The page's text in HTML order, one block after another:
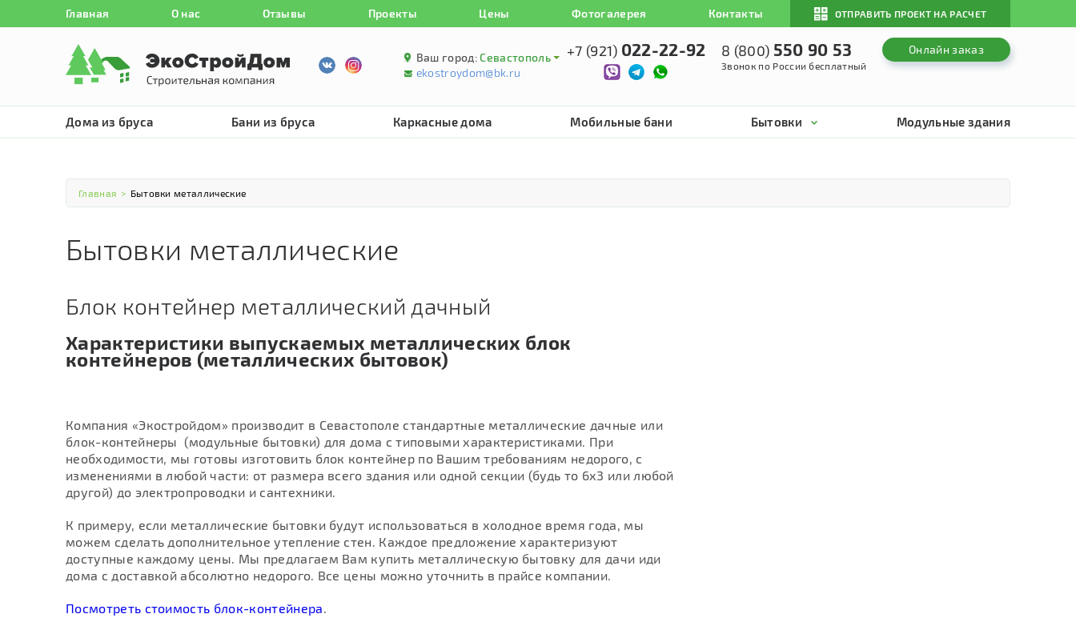
Главная О нас Отзывы Проекты Цены Фотогалерея Контакты ОТПРАВИТЬ ПРОЕКТ НА РАСЧЕТ
Ваш город:Севастополь
ekostroydom@bk.ru
+7 (921) 022-22-92 8 (800) 550 90 53
Звонок по России бесплатный
Онлайн заказ
Дома из бруса Бани из бруса Каркасные дома Мобильные бани Бытовки Модульные здания
Главная > Бытовки металлические
Бытовки металлические
Блок контейнер металлический дачный
Характеристики выпускаемых металлических блок
контейнеров (металлических бытовок)
Компания «Экостройдом» производит в Севастополе стандартные металлические дачные или
блок-контейнеры (модульные бытовки) для дома с типовыми характеристиками. При
необходимости, мы готовы изготовить блок контейнер по Вашим требованиям недорого, с
изменениями в любой части: от размера всего здания или одной секции (будь то 6х3 или любой
другой) до электропроводки и сантехники.
К примеру, если металлические бытовки будут использоваться в холодное время года, мы
можем сделать дополнительное утепление стен. Каждое предложение характеризуют
доступные каждому цены. Мы предлагаем Вам купить металлическую бытовку для дачи иди
дома с доставкой абсолютно недорого. Все цены можно уточнить в прайсе компании.
Посмотреть стоимость блок-контейнера.